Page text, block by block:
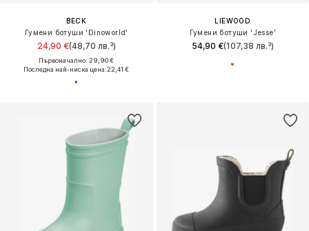
BECK
Гумени ботуши 'Dinoworld'
24,90 €(48,70 лв.³)
Първоначално: 29,90 €
Последна най-ниска цена:22,41 €
LIEWOOD
Гумени ботуши 'Jesse'
54,90 €(107,38 лв.³)